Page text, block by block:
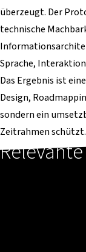
überzeugt. Der
technische
Sprache,
Das Ergebnis ist
Design,
sondern ein
Zeitrahmen schützt.